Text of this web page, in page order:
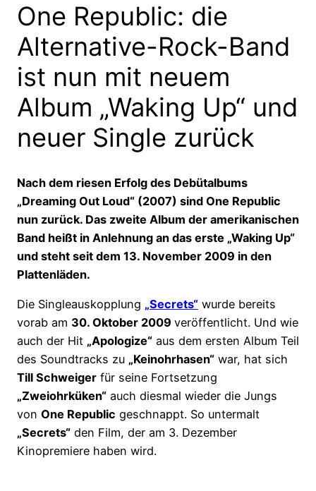
One Republic: die
Alternative-Rock-Band
ist nun mit neuem
Album „Waking Up“ und
neuer Single zurück
Nach dem riesen Erfolg des Debütalbums
„Dreaming Out Loud“ (2007) sind One Republic
nun zurück. Das zweite Album der amerikanischen
Band heißt in Anlehnung an das erste „Waking Up“
und steht seit dem 13. November 2009 in den
Plattenläden.
Die Singleauskopplung „Secrets“ wurde bereits
vorab am 30. Oktober 2009 veröffentlicht. Und wie
auch der Hit „Apologize“ aus dem ersten Album Teil
des Soundtracks zu „Keinohrhasen“ war, hat sich
Till Schweiger für seine Fortsetzung
„Zweiohrküken“ auch diesmal wieder die Jungs
von One Republic geschnappt. So untermalt
„Secrets“ den Film, der am 3. Dezember
Kinopremiere haben wird.